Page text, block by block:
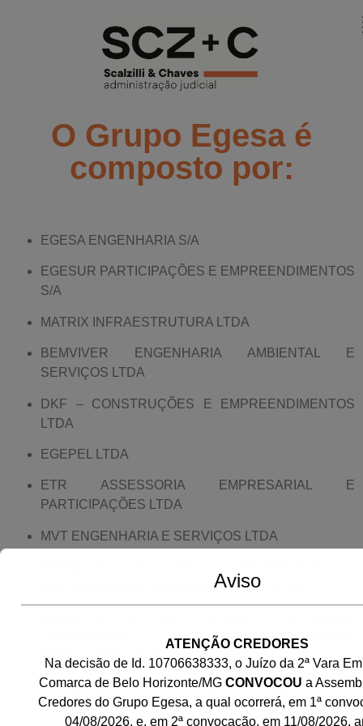
O Grupo Egesa é
composto por:
EGESA ENGENHARIA S/A
EGESUR PARTICIPAÇÕES E EMPREENDIMENTOS
S/A
MATRIX INFRAESTRUTURA LTDA
BEMVIVER ENGENHARIA AMBIENTAL E
SERVIÇOS LTDA
DKF – CONSTRUÇÕES E EMPREENDIMENTOS
LTDA
EGEPEL LTDA
ETR ASSESSORIA EMPRESARIAL E
PARTICIPAÇÕES LTDA
MVT ENGENHARIA E SERVIÇOS LTDA
EMPREENDIMENTOS IMOBILIÁRIOS LTDA
LOTEAMENTO E EMPREENDIMENTOS
IMOBILIÁRIOS LTDA
PARQUES DO VALE GLEBA B LAGOA SILVANA
LOTEAMENTO E EMPREENDIMENTOS
Aviso
ATENÇÃO CREDORES
Na decisão de Id. 10706638333, o Juízo da 2ª Vara
Comarca de Belo Horizonte/MG CONVOCOU a
Credores do Grupo Egesa, a qual ocorrerá, em 1ª
04/08/2026, e, em 2ª convocação, em 11/08/2026,